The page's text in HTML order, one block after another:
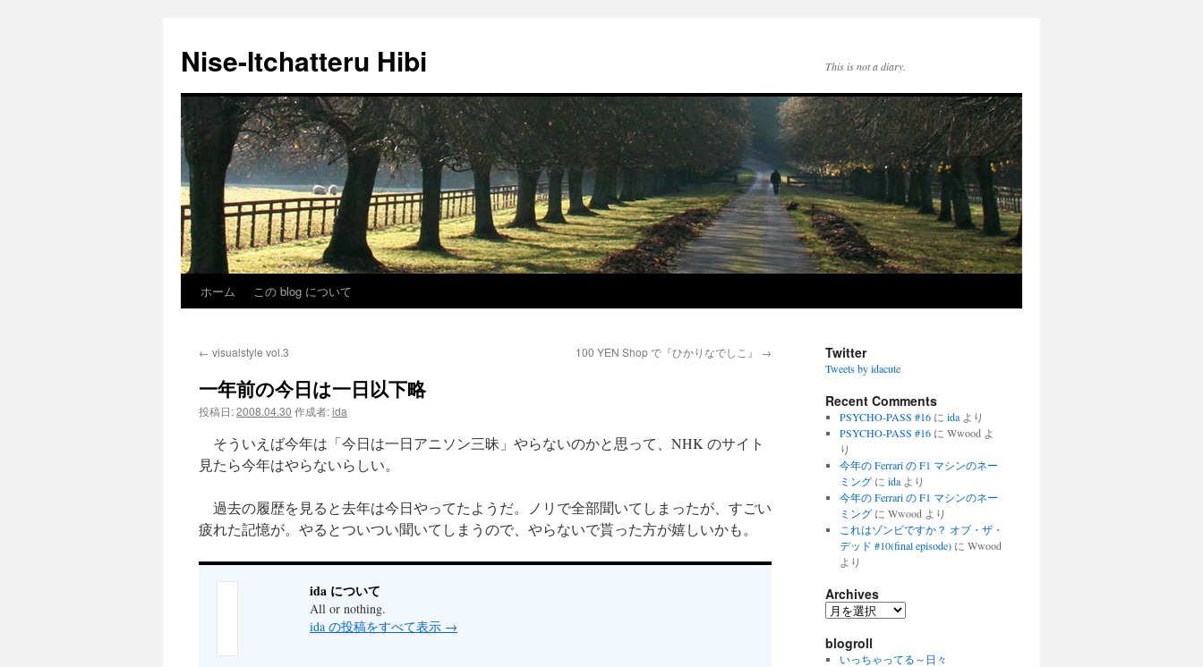
Nise-Itchatteru Hibi This is not a diary.
キ
ッ
ホーム この blog について
← visualstyle vol.3 100 YEN Shop で『ひかりなでしこ』 →
一年前の今日は一日以下略
投稿日:2008.04.30 作成者:ida
そういえば今年は「今日は一日アニソン三昧」やらないのかと思って、NHK のサイト
見たら今年はやらないらしい。
過去の履歴を見ると去年は今日やってたようだ。ノリで全部聞いてしまったが、すごい
疲れた記憶が。やるとついつい聞いてしまうので、やらないで貰った方が嬉しいかも。
ida について
All or nothing.
ida の投稿をすべて表示 →
Twitter
Tweets by idacute
Recent Comments
PSYCHO-PASS #16に idaより
PSYCHO-PASS #16に Wwood よ
り
今年の Ferrari の F1 マシンのネー
ミングに idaより
今年の Ferrari の F1 マシンのネー
ミングに Wwood より
これはゾンビですか？ オブ・ザ・
デッド #10(final episode)に Wwood
より
Archives
Archives
blogroll
いっちゃってる～日々